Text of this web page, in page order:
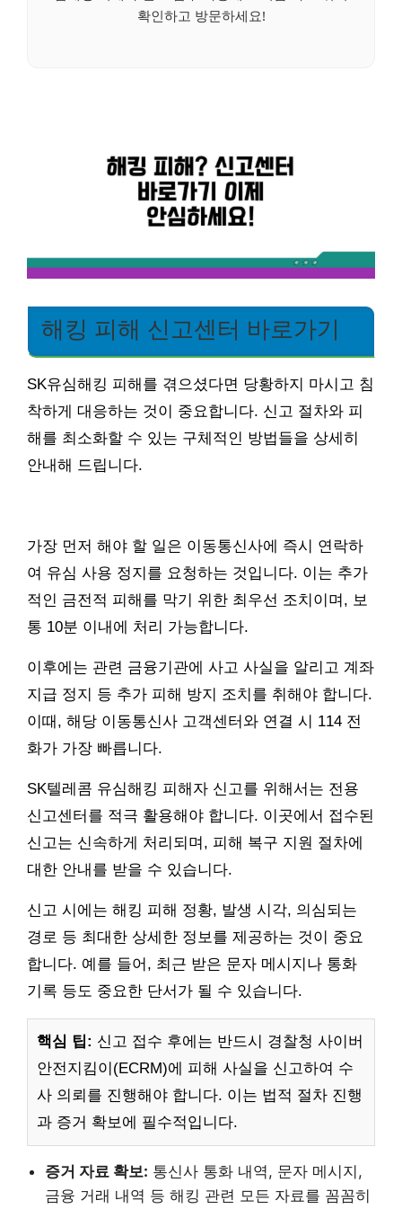
확인하고 방문하세요!
해킹 피해 신고센터 바로가기
SK유심해킹 피해를 겪으셨다면 당황하지 마시고 침
착하게 대응하는 것이 중요합니다. 신고 절차와 피
해를 최소화할 수 있는 구체적인 방법들을 상세히
안내해 드립니다.
가장 먼저 해야 할 일은 이동통신사에 즉시 연락하
여 유심 사용 정지를 요청하는 것입니다. 이는 추가
적인 금전적 피해를 막기 위한 최우선 조치이며, 보
통 10분 이내에 처리 가능합니다.
이후에는 관련 금융기관에 사고 사실을 알리고 계좌
지급 정지 등 추가 피해 방지 조치를 취해야 합니다.
이때, 해당 이동통신사 고객센터와 연결 시 114 전
화가 가장 빠릅니다.
SK텔레콤 유심해킹 피해자 신고를 위해서는 전용
신고센터를 적극 활용해야 합니다. 이곳에서 접수된
신고는 신속하게 처리되며, 피해 복구 지원 절차에
대한 안내를 받을 수 있습니다.
신고 시에는 해킹 피해 정황, 발생 시각, 의심되는
경로 등 최대한 상세한 정보를 제공하는 것이 중요
합니다. 예를 들어, 최근 받은 문자 메시지나 통화
기록 등도 중요한 단서가 될 수 있습니다.
핵심 팁: 신고 접수 후에는 반드시 경찰청 사이버
안전지킴이(ECRM)에 피해 사실을 신고하여 수
사 의뢰를 진행해야 합니다. 이는 법적 절차 진행
과 증거 확보에 필수적입니다.
증거 자료 확보: 통신사 통화 내역, 문자 메시지,
금융 거래 내역 등 해킹 관련 모든 자료를 꼼꼼히